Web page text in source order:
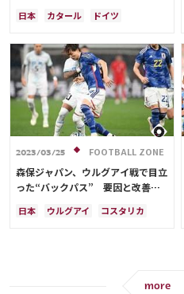
ォードを受賞
日本 カタール
ドイツ
2023/03/25 FOOTBALL ZONE
森保ジャパン、ウルグアイ戦で目立
った“バックパス” 要因と改善点
日本 ウルグアイ
コスタリカ
more